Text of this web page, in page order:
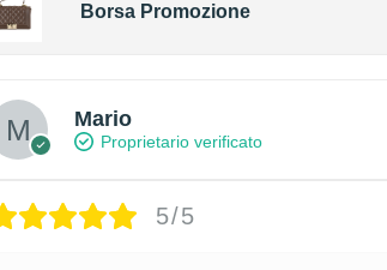
Borsa Promozione
Mario
Proprietario verificato
5/5